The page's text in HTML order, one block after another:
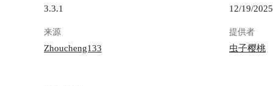
3.3.1 12/19/2025
来源
Zhoucheng133
提供者
虫子樱桃